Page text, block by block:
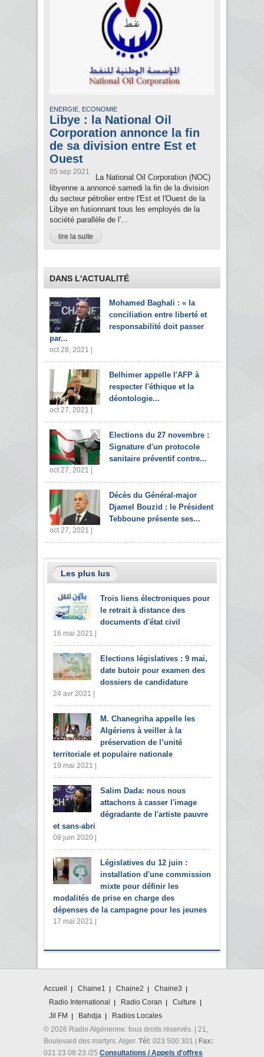
ENERGIE, ECONOMIE
Libye : la National Oil
Corporation annonce la fin
de sa division entre Est et
Ouest
05 sep 2021
La National Oil Corporation (NOC)
libyenne a annoncé samedi la fin de la division
du secteur pétrolier entre l'Est et l'Ouest de la
Libye en fusionnant tous les employés de la
société parallèle de l'...
lire la suite
DANS L'ACTUALITÉ
Mohamed Baghali : « la
conciliation entre liberté et
responsabilité doit passer
par...
oct 28, 2021 |
Belhimer appelle l'AFP à
respecter l'éthique et la
déontologie...
oct 27, 2021 |
Elections du 27 novembre :
Signature d'un protocole
sanitaire préventif contre...
oct 27, 2021 |
Décès du Général-major
Djamel Bouzid : le Président
Tebboune présente ses...
oct 27, 2021 |
Les plus lus
Trois liens électroniques pour
le retrait à distance des
documents d'état civil
16 mai 2021 |
Elections législatives : 9 mai,
date butoir pour examen des
dossiers de candidature
24 avr 2021 |
M. Chanegriha appelle les
Algériens à veiller à la
préservation de l’unité
territoriale et populaire nationale
19 mai 2021 |
Salim Dada: nous nous
attachons à casser l'image
dégradante de l'artiste pauvre
et sans-abri
08 juin 2020 |
Législatives du 12 juin :
installation d'une commission
mixte pour définir les
modalités de prise en charge des
dépenses de la campagne pour les jeunes
17 mai 2021 |
Accueil Chaine1 Chaine2
Chaine3
Radio International
Radio Coran
Culture
Jil FM
Bahdja
Radios Locales
© 2026 Radio Algérienne. tous droits réservés. | 21,
Boulevard des martyrs. Alger. Tél: 023 500 301 |
Fax:
021 23 08 23 /25 Consultations / Appels d'offres